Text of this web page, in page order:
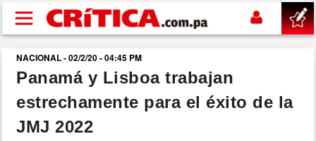
Pasar al contenido principal
buscar
SUCESOS
NACIONAL - 02/2/20 - 04:45 PM
Panamá y Lisboa trabajan
estrechamente para el éxito de la
JMJ 2022